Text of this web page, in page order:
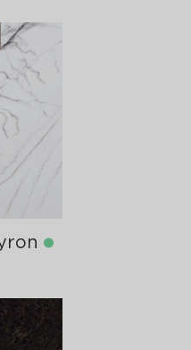
în stoc
în stoc